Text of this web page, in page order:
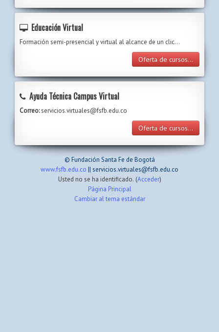
Educación Virtual
Formación semi-presencial y virtual al alcance de un clic…
Oferta de cursos...
Ayuda Técnica Campus Virtual
Correo:servicios.virtuales@fsfb.edu.co
Oferta de cursos...
© Fundación Santa Fe de Bogotá
www.fsfb.edu.co || servicios.virtuales@fsfb.edu.co
Usted no se ha identificado. (Acceder)
Página Principal
Cambiar al tema estándar